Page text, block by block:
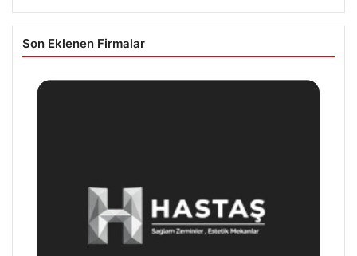
Son Eklenen Firmalar